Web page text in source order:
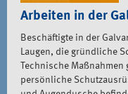
Arbeiten in der
Beschäftigte in der
Laugen, die gründliche
Technische
persönliche